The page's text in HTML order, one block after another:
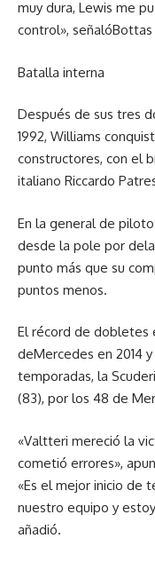
muy dura, Lewis me
control», señalóBottas
Batalla interna
Después de sus tres
1992, Williams
constructores, con el
italiano Riccardo
En la general de
desde la pole por
punto más que su
puntos menos.
El récord de dobletes
deMercedes en 2014
temporadas, la
(83), por los 48 de
«Valtteri mereció la
cometió errores»,
«Es el mejor inicio de
nuestro equipo y
añadió.